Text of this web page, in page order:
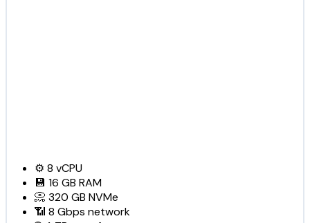
⚙️ 8 vCPU
💾 16 GB RAM
📀 320 GB NVMe
📶 8 Gbps network